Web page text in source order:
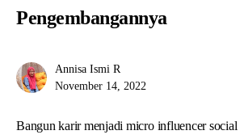
Pengembangannya
Annisa Ismi R
November 14, 2022
Bangun karir menjadi micro influencer social